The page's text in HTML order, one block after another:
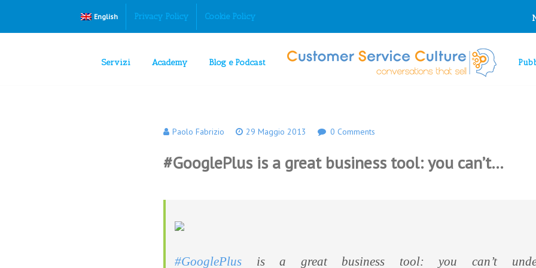
English Privacy Policy Cookie Policy
Servizi Academy Blog e Podcast
Paolo Fabrizio 29 Maggio 2013 0 Comments
#GooglePlus is a great business tool: you can’t…
#GooglePlus is a great business tool: you can’t